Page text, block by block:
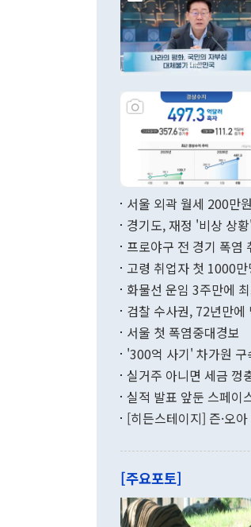
서울 외곽 월세 200만원
경기도, 재정 '비상 상황'
프로야구 전 경기 폭염
고령 취업자 첫 1000
화물선 운임 3주만에
검찰 수사권, 72년만에
서울 첫 폭염중대경보
'300억 사기' 차가원 구
실거주 아니면 세금 껑
실적 발표 앞둔 스페이
[히든스테이지] 즌·오
[주요포토]